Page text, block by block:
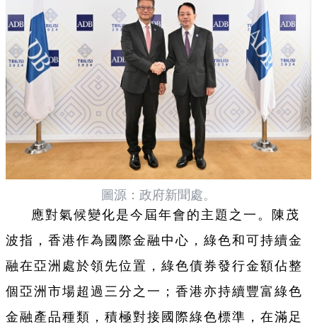
圖源：政府新聞處。
應對氣候變化是今屆年會的主題之一。陳茂
波指，香港作為國際金融中心，綠色和可持續金
融在亞洲處於領先位置，綠色債券發行金額佔整
個亞洲市場超過三分之一；香港亦持續豐富綠色
金融產品種類，積極對接國際綠色標準，在滿足